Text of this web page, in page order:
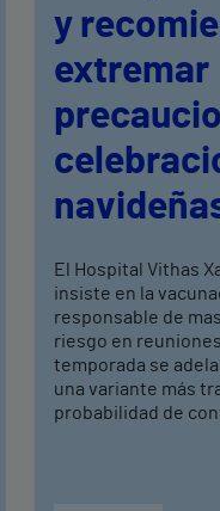
y
extremar
El Hospital Vithas
insiste en la
responsable de
riesgo en
temporada se
una variante más
probabilidad de